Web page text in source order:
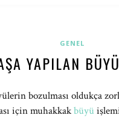
GENEL
YAPILAN
bozulması oldukça
için muhakkakbüyü